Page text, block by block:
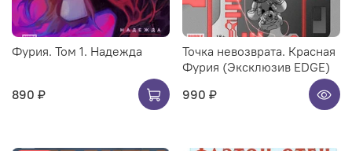
Фурия. Том 1. Надежда
890 ₽
Точка невозврата. Красная
Фурия (Эксклюзив EDGE)
990 ₽